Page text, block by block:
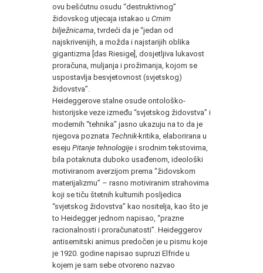
ovu bešćutnu osudu “destruktivnog”
židovskog utjecaja istakao u Crnim
bilježnicama , tvrdeći da je “jedan od
najskrivenijih, a možda i najstarijih oblika
gigantizma [das Riesige], dosjetljiva lukavost
proračuna, muljanja i prožimanja, kojom se
uspostavlja besvjetovnost (svjetskog)
židovstva”.
Heideggerove stalne osude ontološko-
historijske veze između “svjetskog židovstva” i
modernih “tehnika” jasno ukazuju na to da je
njegova poznata Technik-kritika, elaborirana u
eseju Pitanje tehnologije i srodnim tekstovima,
bila potaknuta duboko usađenom, ideološki
motiviranom averzijom prema “židovskom
materijalizmu” – rasno motiviranim strahovima
koji se tiču štetnih kulturnih posljedica
“svjetskog židovstva” kao nositelja, kao što je
to Heidegger jednom napisao, “prazne
racionalnosti i proračunatosti”. Heideggerov
antisemitski animus predočen je u pismu koje
je 1920. godine napisao supruzi Elfride u
kojem je sam sebe otvoreno nazvao